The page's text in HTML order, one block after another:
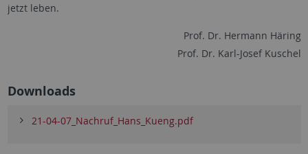
jetzt leben.
Prof. Dr. Hermann Häring
Prof. Dr. Karl-Josef Kuschel
Downloads
21-04-07_Nachruf_Hans_Kueng.pdf